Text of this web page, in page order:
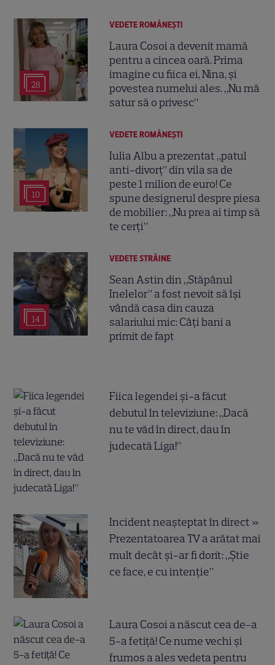
28
VEDETE ROMÂNEŞTI
Laura Cosoi a devenit mamă
pentru a cincea oară. Prima
imagine cu fiica ei, Nina, și
povestea numelui ales. „Nu mă
satur să o privesc”
10
VEDETE ROMÂNEŞTI
Iulia Albu a prezentat „patul
anti-divorț” din vila sa de
peste 1 milion de euro! Ce
spune designerul despre piesa
de mobilier: „Nu prea ai timp să
te cerți”
14
VEDETE STRĂINE
Sean Astin din „Stăpânul
Inelelor” a fost nevoit să își
vândă casa din cauza
salariului mic: Câți bani a
primit de fapt
Fiica legendei și-a făcut
debutul în televiziune: „Dacă
nu te văd în direct, dau în
judecată Liga!”
Incident neașteptat în direct »
Prezentatoarea TV a arătat mai
mult decât și-ar fi dorit: „Știe
ce face, e cu intenție”
Laura Cosoi a născut cea de-a
5-a fetiță! Ce nume vechi și
frumos a ales vedeta pentru